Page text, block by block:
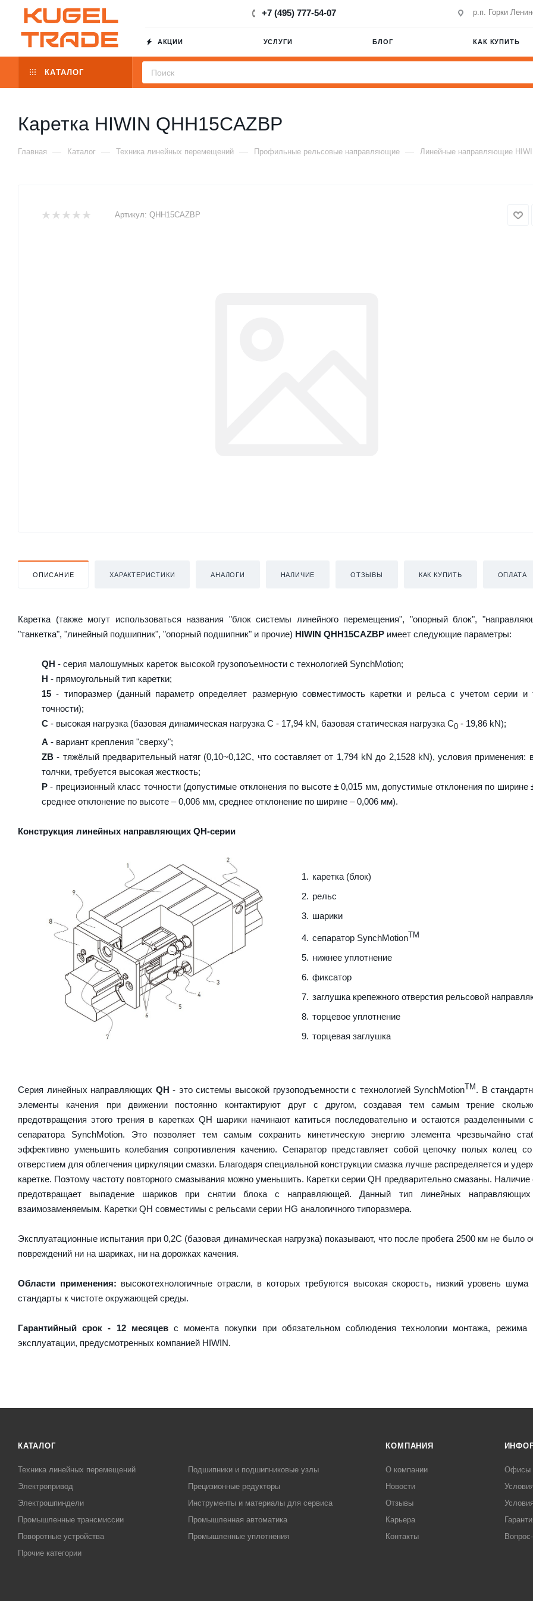
+7 (495) 777-54-07 р.п. Горки
АКЦИИ УСЛУГИ БЛОГ КАК КУПИТЬ
КАТАЛОГ
Каретка HIWIN QHH15CAZBP
Главная — Каталог — Техника линейных перемещений — Профильные рельсовые направляющие — Линейные направляющие
Артикул: QHH15CAZBP
ОПИСАНИЕ ХАРАКТЕРИСТИКИ АНАЛОГИ НАЛИЧИЕ ОТЗЫВЫ КАК КУПИТЬ ОПЛАТА
Каретка (также могут использоваться названия "блок системы линейного перемещения", "опорный блок",
"танкетка", "линейный подшипник", "опорный подшипник" и прочие) HIWIN QHH15CAZBP имеет следующие параметры:
QH - серия малошумных кареток высокой грузопоъемности с технологией SynchMotion;
H - прямоугольный тип каретки;
15 - типоразмер (данный параметр определяет размерную совместимость каретки и рельса с учетом серии и
точности);
C - высокая нагрузка (базовая динамическая нагрузка C - 17,94 kN, базовая статическая нагрузка С0 - 19,86 kN);
A - вариант крепления "сверху";
ZB - тяжёлый предварительный натяг (0,10~0,12C, что составляет от 1,794 kN до 2,1528 kN), условия применения:
толчки, требуется высокая жесткость;
P - прецизионный класс точности (допустимые отклонения по высоте ± 0,015 мм, допустимые отклонения по ширине
среднее отклонение по высоте – 0,006 мм, среднее отклонение по ширине – 0,006 мм).
Конструкция линейных направляющих QН-серии
каретка (блок)
рельс
шарики
сепаратор SynchMotionTM
нижнее уплотнение
фиксатор
заглушка крепежного отверстия рельсовой
торцевое уплотнение
торцевая заглушка
Серия линейных направляющих QH - это системы высокой грузоподъемности с технологией SynchMotion TM . В
элементы качения при движении постоянно контактируют друг с другом, создавая тем самым трение
предотвращения этого трения в каретках QH шарики начинают катиться последовательно и остаются
сепаратора SynchMotion. Это позволяет тем самым сохранить кинетическую энергию элемента чрезвычайно
эффективно уменьшить колебания сопротивления качению. Сепаратор представляет собой цепочку полых колец
отверстием для облегчения циркуляции смазки. Благодаря специальной конструкции смазка лучше распределяется и
каретке. Поэтому частоту повторного смазывания можно уменьшить. Каретки серии QH предварительно смазаны. Наличие
предотвращает выпадение шариков при снятии блока с направляющей. Данный тип линейных направляющих
взаимозаменяемым. Каретки QH совместимы с рельсами серии HG аналогичного типоразмера.
Эксплуатационные испытания при 0,2C (базовая динамическая нагрузка) показывают, что после пробега 2500 км не было
повреждений ни на шариках, ни на дорожках качения.
Области применения: высокотехнологичные отрасли, в которых требуются высокая скорость, низкий уровень
стандарты к чистоте окружающей среды.
Гарантийный срок - 12 месяцевс момента покупки при обязательном соблюдения технологии монтажа, режима
эксплуатации, предусмотренных компанией HIWIN.
КАТАЛОГ
Техника линейных перемещений
Подшипники и подшипниковые узлы
Электропривод
Прецизионные редукторы
Электрошпиндели
Инструменты и материалы для сервиса
Промышленные трансмиссии
Промышленная автоматика
Поворотные устройства
Промышленные уплотнения
Прочие категории
КОМПАНИЯ
О компании
Новости
Отзывы
Карьера
Контакты
Офисы